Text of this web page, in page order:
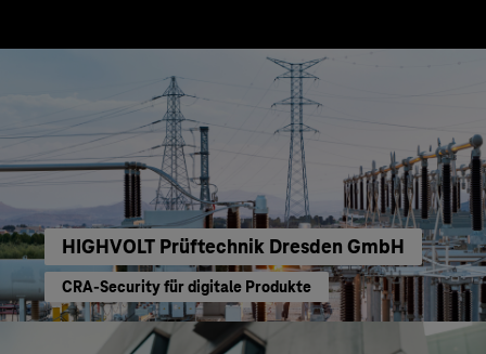
HIGHVOLT Prüftechnik Dresden GmbH
CRA-Security für digitale Produkte